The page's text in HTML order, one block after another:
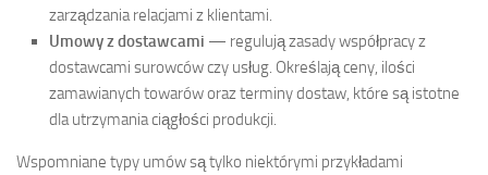
zarządzania relacjami z klientami.
Umowy z dostawcami — regulują zasady współpracy z
dostawcami surowców czy usług. Określają ceny, ilości
zamawianych towarów oraz terminy dostaw, które są istotne
dla utrzymania ciągłości produkcji.
Wspomniane typy umów są tylko niektórymi przykładami